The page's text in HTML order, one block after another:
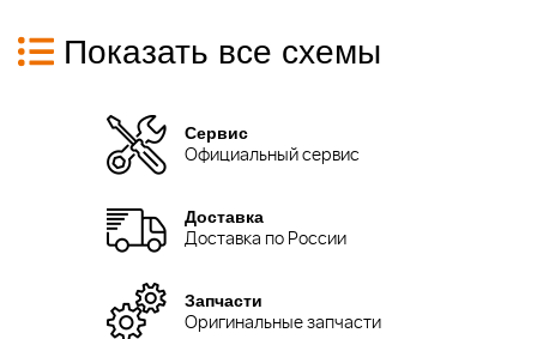
Показать все схемы
Сервис
Официальный сервис
Доставка
Доставка по России
Запчасти
Оригинальные запчасти